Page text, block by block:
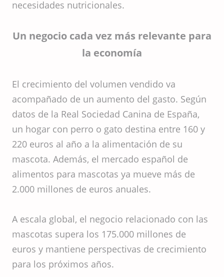
necesidades nutricionales.
Un negocio cada vez más relevante para
la economía
El crecimiento del volumen vendido va
acompañado de un aumento del gasto. Según
datos de la Real Sociedad Canina de España,
un hogar con perro o gato destina entre 160 y
220 euros al año a la alimentación de su
mascota. Además, el mercado español de
alimentos para mascotas ya mueve más de
2.000 millones de euros anuales.
A escala global, el negocio relacionado con las
mascotas supera los 175.000 millones de
euros y mantiene perspectivas de crecimiento
para los próximos años.